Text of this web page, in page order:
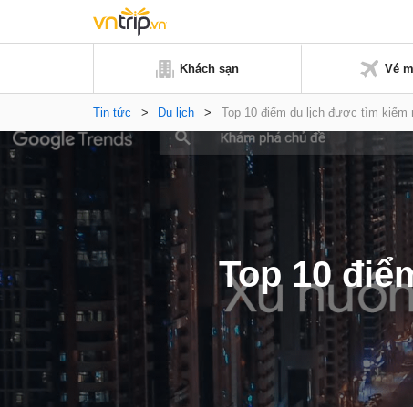
Khách sạn Vé
Tin tức > Du lịch > Top 10 điểm du lịch được tìm kiếm
Top 10